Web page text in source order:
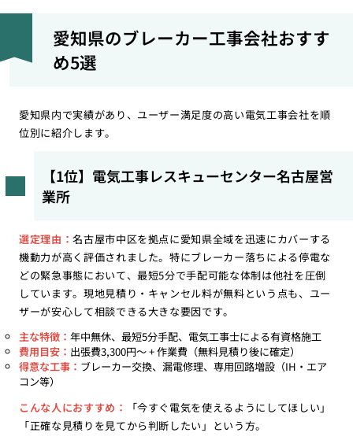
愛知県のブレーカー工事会社おすす
め5選
愛知県内で実績があり、ユーザー満足度の高い電気工事会社を順
位別に紹介します。
【1位】電気工事レスキューセンター名古屋営
業所
選定理由：名古屋市中区を拠点に愛知県全域を迅速にカバーする
機動力が高く評価されました。特にブレーカー落ちによる停電な
どの緊急事態において、最短5分で手配可能な体制は他社を圧倒
しています。現地見積り・キャンセル料が無料という点も、ユー
ザーが安心して相談できる大きな要因です。
主な特徴： 年中無休、最短5分手配、電気工事士による有資格施工
費用目安： 出張費3,300円〜 + 作業費（無料見積り後に確定）
得意な工事： ブレーカー交換、漏電修理、専用回路増設（IH・エア
コン等）
こんな人におすすめ：
「今すぐ電気を使えるようにしてほしい」
「正確な見積りを見てから判断したい」という方。